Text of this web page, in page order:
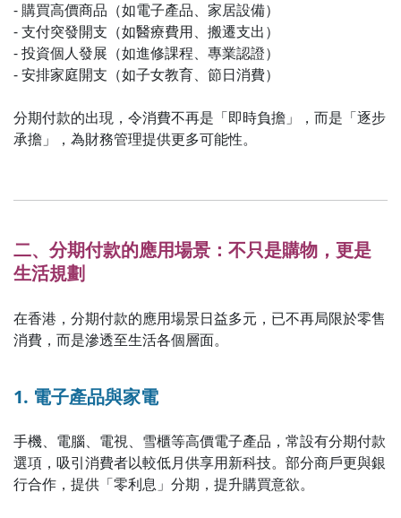
- 購買高價商品（如電子產品、家居設備）
- 支付突發開支（如醫療費用、搬遷支出）
- 投資個人發展（如進修課程、專業認證）
- 安排家庭開支（如子女教育、節日消費）
分期付款的出現，令消費不再是「即時負擔」，而是「逐步
承擔」，為財務管理提供更多可能性。
二、分期付款的應用場景：不只是購物，更是
生活規劃
在香港，分期付款的應用場景日益多元，已不再局限於零售
消費，而是滲透至生活各個層面。
1. 電子產品與家電
手機、電腦、電視、雪櫃等高價電子產品，常設有分期付款
選項，吸引消費者以較低月供享用新科技。部分商戶更與銀
行合作，提供「零利息」分期，提升購買意欲。